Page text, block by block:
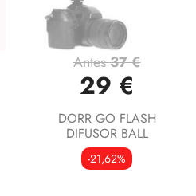
Antes37 €
29 €
DORR GO FLASH
DIFUSOR BALL
-21,62%